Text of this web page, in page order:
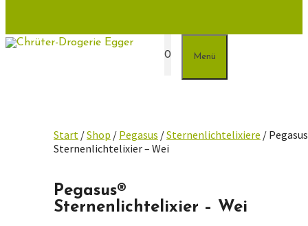
0 Menü
Start /Shop / Pegasus /Sternenlichtelixiere /
Sternenlichtelixier – Wei
Pegasus®
Sternenlichtelixier – Wei